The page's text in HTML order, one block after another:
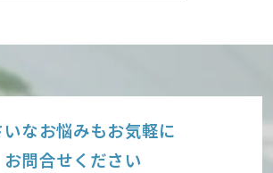
いなお悩みもお気軽に
お問合せください